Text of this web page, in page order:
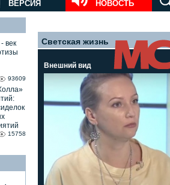
НОВОСТЬ
ВЕРСИЯ
век
93609
15758
Светская жизнь
Внешний вид